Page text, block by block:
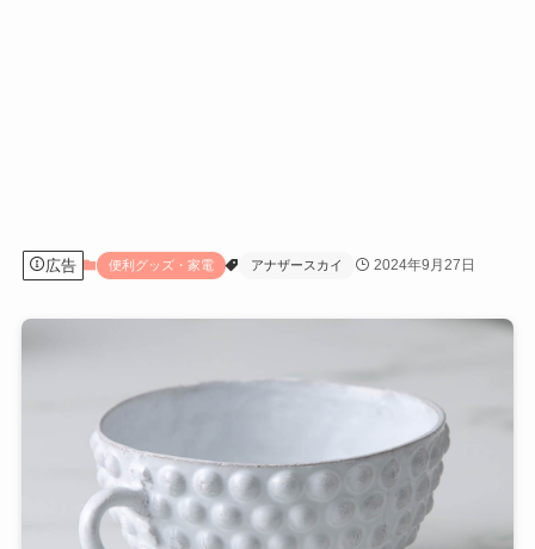
広告 便利グッズ・家電 アナザースカイ 2024年9月27日